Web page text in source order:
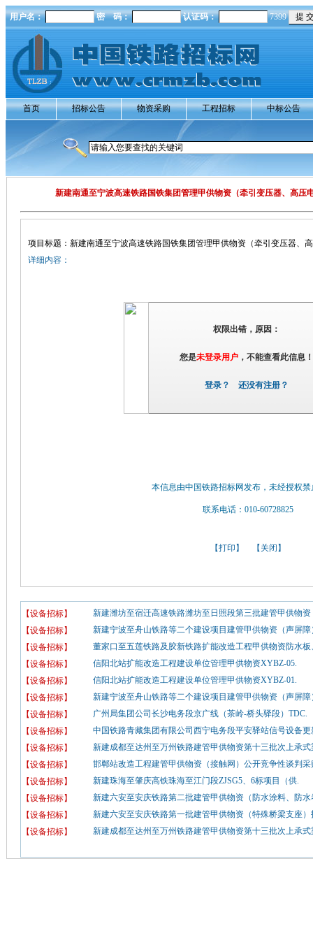
用户名： 密 码： 认证码： 7399
首页 招标公告 物资采购 工程招标 中标公告
新建南通至宁波高速铁路国铁集团管理甲供物资（牵引变压器、高压
项目标题：新建南通至宁波高速铁路国铁集团管理甲供物资（牵引变压器、
详细内容：
权限出错，原因：
您是未登录用户，不能查看此信息！
登录？ 还没有注册？
本信息由中国铁路招标网发布，未经授权禁
联系电话：010-60728825
【打印 】 【 关闭 】
【设备招标】
新建潍坊至宿迁高速铁路潍坊至日照段第三批建管甲供物资
【设备招标】
新建宁波至舟山铁路等二个建设项目建管甲供物资（声屏障
【设备招标】
董家口至五莲铁路及胶新铁路扩能改造工程甲供物资防水板
【设备招标】
信阳北站扩能改造工程建设单位管理甲供物资XYBZ-05.
【设备招标】
信阳北站扩能改造工程建设单位管理甲供物资XYBZ-01.
【设备招标】
新建宁波至舟山铁路等二个建设项目建管甲供物资（声屏障
【设备招标】
广州局集团公司长沙电务段京广线（茶岭-桥头驿段）TDC.
【设备招标】
中国铁路青藏集团有限公司西宁电务段平安驿站信号设备更
【设备招标】
新建成都至达州至万州铁路建管甲供物资第十三批次上承式
【设备招标】
邯郸站改造工程建管甲供物资（接触网）公开竞争性谈判采
【设备招标】
新建珠海至肇庆高铁珠海至江门段ZJSG5、6标项目（供.
【设备招标】
新建六安至安庆铁路第二批建管甲供物资（防水涂料、防水
【设备招标】
新建六安至安庆铁路第一批建管甲供物资（特殊桥梁支座）
【设备招标】
新建成都至达州至万州铁路建管甲供物资第十三批次上承式